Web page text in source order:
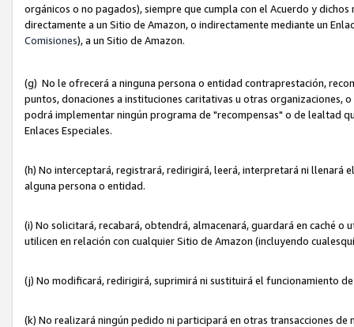
orgánicos o no pagados), siempre que cumpla con el Acuerdo y
directamente a un Sitio de Amazon, o indirectamente mediante un
Comisiones), a un Sitio de Amazon.
(g) No le ofrecerá a ninguna persona o entidad contraprestación,
puntos, donaciones a instituciones caritativas u otras organizaciones,
podrá implementar ningún programa de "recompensas" o de lealtad
Enlaces Especiales.
(h) No interceptará, registrará, redirigirá, leerá, interpretará ni
alguna persona o entidad.
(i) No solicitará, recabará, obtendrá, almacenará, guardará en caché
utilicen en relación con cualquier Sitio de Amazon (incluyendo
(j) No modificará, redirigirá, suprimirá ni sustituirá el funcionamiento
(k) No realizará ningún pedido ni participará en otras transacciones